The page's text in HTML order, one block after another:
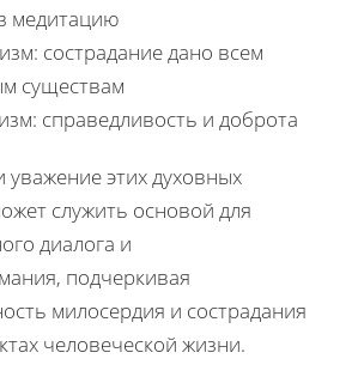
медитацию
сострадание дано всем
существам
справедливость и доброта
этих духовных
служить основой для
диалога и
подчеркивая
милосердия и сострадания
человеческой жизни.